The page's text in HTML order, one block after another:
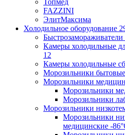
FAZZINI
ЭлитМаксима
Холодильное оборудование
Камеры холодильные
12
Камеры холодильные
Морозильники бытовые
Морозильники
Морозильники
Морозильники
Морозильники
Морозильники
медицинские -